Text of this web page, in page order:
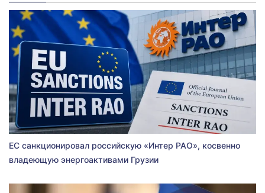
ЕС санкционировал российскую «Интер РАО», косвенно
владеющую энергоактивами Грузии